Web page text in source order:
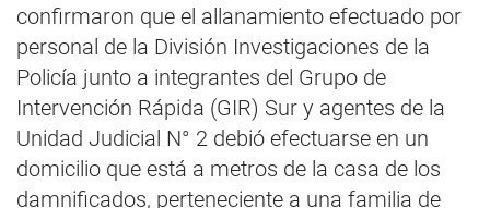
confirmaron que el allanamiento efectuado por
personal de la División Investigaciones de la
Policía junto a integrantes del Grupo de
Intervención Rápida (GIR) Sur y agentes de la
Unidad Judicial N° 2 debió efectuarse en un
domicilio que está a metros de la casa de los
damnificados, perteneciente a una familia de